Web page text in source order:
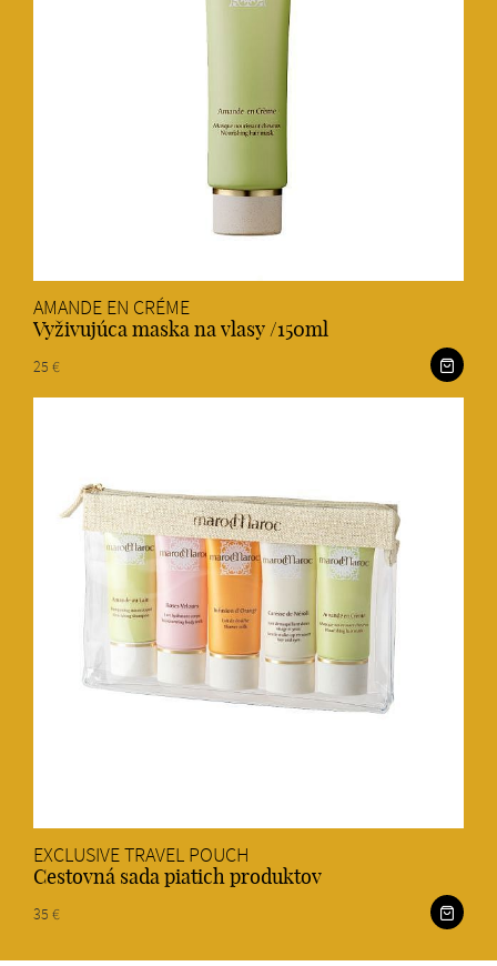
AMANDE EN CRÉME
Vyživujúca maska na vlasy /150ml
25 €
EXCLUSIVE TRAVEL POUCH
Cestovná sada piatich produktov
35 €